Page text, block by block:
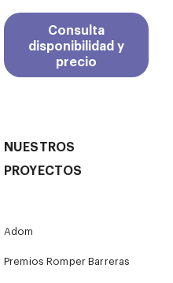
Consulta
disponibilidad y
precio
NUESTROS
PROYECTOS
Adom
Premios Romper Barreras